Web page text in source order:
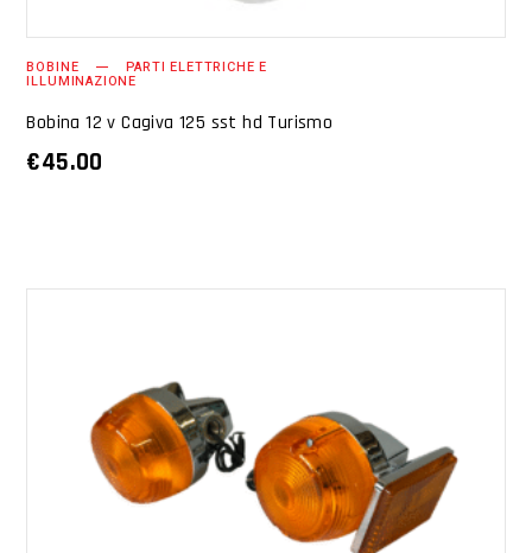
BOBINE PARTI ELETTRICHE E
ILLUMINAZIONE
Bobina 12 v Cagiva 125 sst hd Turismo
€45.00
AGGIUNGI AL CARRELLO